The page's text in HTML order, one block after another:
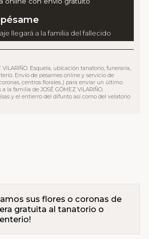
llegará a la familia del fallecido
VILARIÑO. Esquela, ubicación tanatorio, funeraria,
Envío de pesames online y servicio de
centros florales..) para enviar un último
la familia de JOSÉ GÓMEZ VILARIÑO.
y el entierro del difunto así como del velatorio
sus flores o coronas de
gratuita al tanatorio o